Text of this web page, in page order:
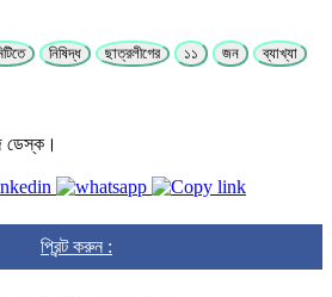
নিষিদ্ধ ছাত্রলীগের ১১ জন
ব্যাখ্যা
ডেস্ক।
প্রিন্ট করুন :